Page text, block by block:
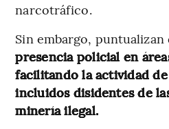
narcotráfico.
Sin embargo,
presencia policial en
facilitando la actividad
incluidos disidentes de
minería ilegal.